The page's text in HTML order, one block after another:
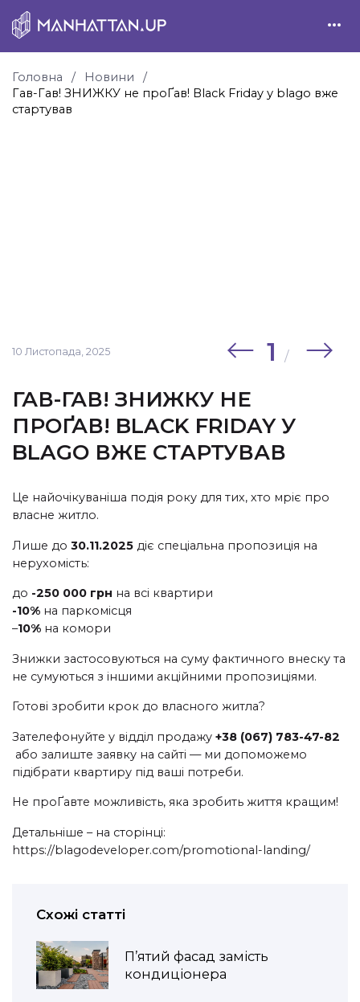
Головна
Новини
Гав-Гав! ЗНИЖКУ не проҐав! Black Friday у blago вже
стартував
10 Листопада, 2025 1 /
ГАВ-ГАВ! ЗНИЖКУ НЕ
ПРОҐАВ! BLACK FRIDAY У
BLAGO ВЖЕ СТАРТУВАВ
Це найочікуваніша подія року для тих, хто мріє про
власне житло.
Лише до 30.11.2025 діє спеціальна пропозиція на
нерухомість:
до -250 000 грн на всі квартири
-10% на паркомісця
–10% на комори
Знижки застосовуються на суму фактичного внеску та
не сумуються з іншими акційними пропозиціями.
Готові зробити крок до власного житла?
Зателефонуйте у відділ продажу +38 (067) 783-47-82
або залиште заявку на сайті — ми допоможемо
підібрати квартиру під ваші потреби.
Не проҐавте можливість, яка зробить життя кращим!
Детальніше – на сторінці:
https://blagodeveloper.com/promotional-landing/
Схожі статті
П’ятий фасад замість
кондиціонера